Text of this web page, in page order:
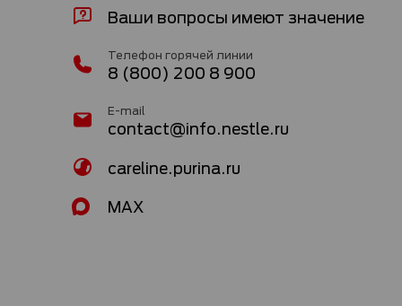
Ваши вопросы имеют значение
Телефон горячей линии
8 (800) 200 8 900
E-mail
contact@info.nestle.ru
careline.purina.ru
MAX